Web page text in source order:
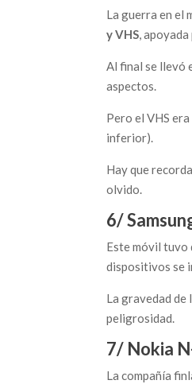
La guerra en el
y VHS, apoyada
Al final se llevó
aspectos.
Pero el VHS
inferior).
Hay que
olvido.
6/
Este móvil tuvo
dispositivos se
La gravedad de
peligrosidad.
7/ Nokia
La compañía